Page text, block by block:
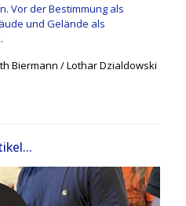
Vor der Bestimmung als
und Gelände als
Biermann / Lothar Dzialdowski